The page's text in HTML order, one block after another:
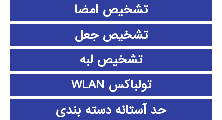
تشخیص امضا
تشخیص جعل
تشخیص لبه
تولباکس WLAN
حد آستانه دسته بندی